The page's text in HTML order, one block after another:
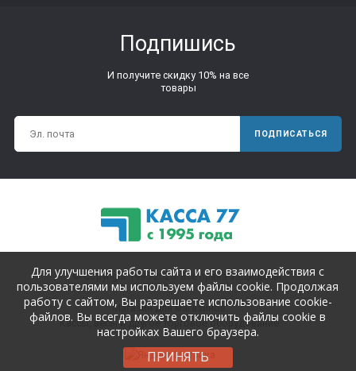
Подпишись
И получите скидку 10% на все
товары
ПОДПИСАТЬСЯ
© Copyright 1995-2025. Все права защищены.
Магазин для магазинов.
Кассы, весы и другое торговое оборудование.
Для улучшения работы сайта и его взаимодействия с
пользователями мы используем файлы cookie. Продолжая
работу с сайтом, Вы разрешаете использование cookie-
файлов. Вы всегда можете отключить файлы cookie в
настройках Вашего браузера.
ПРИНЯТЬ